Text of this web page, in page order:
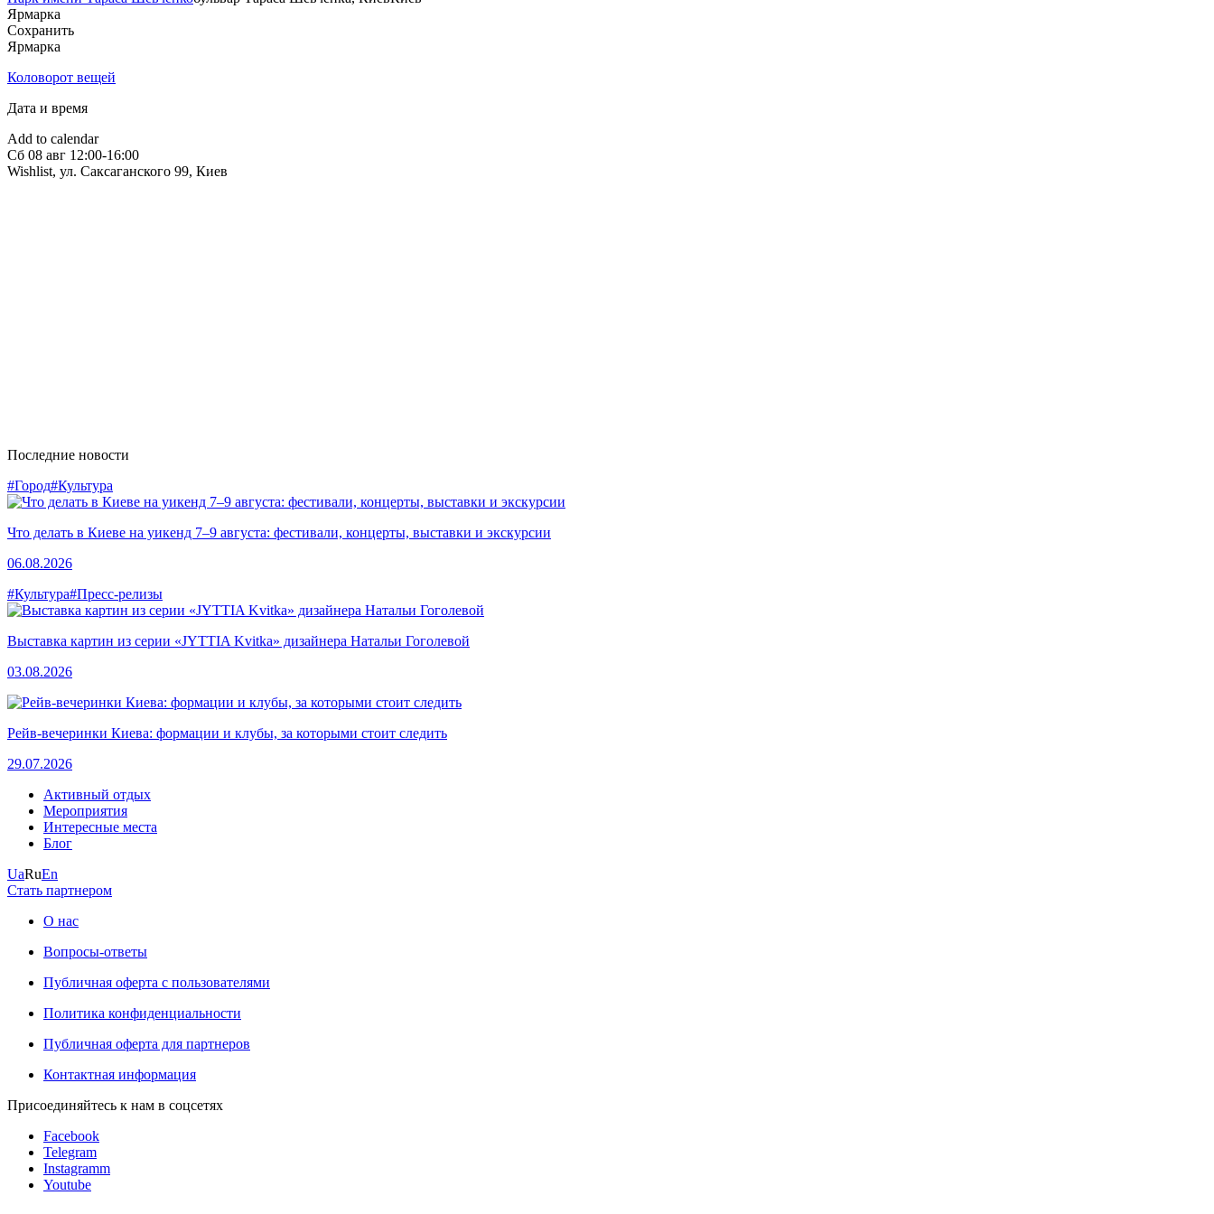
Ярмарка
Сохранить
Ярмарка
Коловорот вещей
Дата и время
Add to calendar
Сб 08 авг 12:00-16:00
Wishlist, ул. Саксаганского 99, Киев
Последние новости
#Город#Культура
Что делать в Киеве на уикенд 7–9 августа: фестивали, концерты, выставки и экскурсии
06.08.2026
#Культура#Пресс-релизы
Выставка картин из серии «JYTTIA Kvitka» дизайнера Натальи Гоголевой
03.08.2026
Рейв-вечеринки Киева: формации и клубы, за которыми стоит следить
29.07.2026
Активный отдых
Мероприятия
Интересные места
Блог
UaRuEn
Стать партнером
О нас
Вопросы-ответы
Публичная оферта с пользователями
Политика конфиденциальности
Публичная оферта для партнеров
Контактная информация
Присоединяйтесь к нам в соцсетях
Facebook
Telegram
Instagramm
Youtube